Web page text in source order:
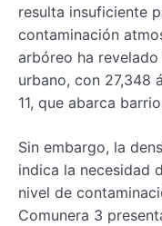
resulta insuficiente
contaminación
arbóreo ha
urbano, con 27,348
11, que abarca
Sin embargo, la
indica la necesidad
nivel de
Comunera 3